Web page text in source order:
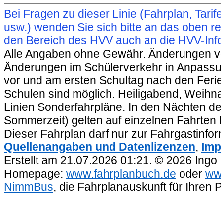
Bei Fragen zu dieser Linie (Fahrplan,
usw.) wenden Sie sich bitte an das oben
den Bereich des HVV auch an die HVV-
Alle Angaben ohne Gewähr. Änderungen
Änderungen im Schülerverkehr in
vor und am ersten Schultag nach den
Schulen sind möglich. Heiligabend,
Linien Sonderfahrpläne. In den Nächten
Sommerzeit) gelten auf einzelnen
Dieser Fahrplan darf nur zur
Quellenangaben und Datenlizenzen,
Erstellt am 21.07.2026 01:21. © 2026
Homepage: www.fahrplanbuch.de oder
NimmBus, die Fahrplanauskunft für Ihren